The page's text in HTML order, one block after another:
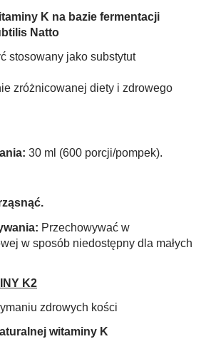
K na bazie fermentacji
Natto
stosowany jako substytut
zróżnicowanej diety i zdrowego
30 ml (600 porcji/pompek).
Przechowywać w
w sposób niedostępny dla małych
K2
zdrowych kości
witaminy K